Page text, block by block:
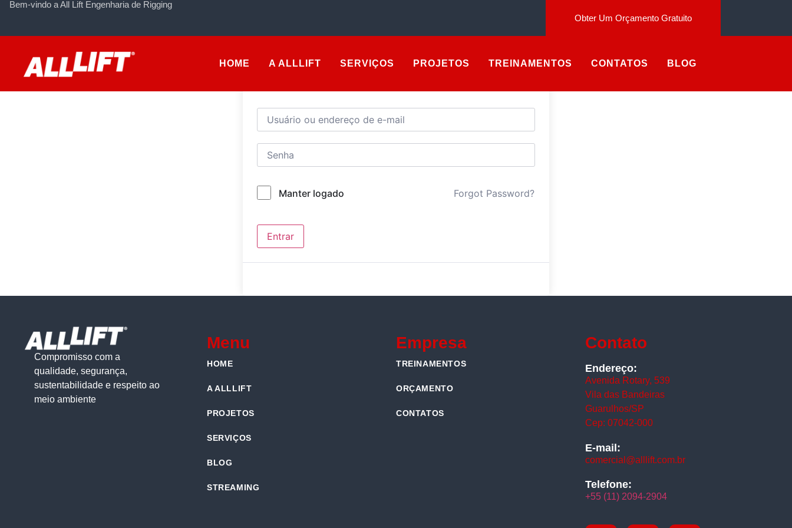
Bem-vindo a All Lift Engenharia de Rigging
Obter Um Orçamento Gratuito
HOME A ALLLIFT SERVIÇOS PROJETOS TREINAMENTOS CONTATOS BLOG
Manter logado Forgot Password?
Entrar
Compromisso com a
qualidade, segurança,
sustentabilidade e respeito ao
meio ambiente
Menu
HOME
A ALLLIFT
PROJETOS
SERVIÇOS
BLOG
STREAMING
Empresa
TREINAMENTOS
ORÇAMENTO
CONTATOS
Contato
Endereço:
Avenida Rotary, 539
Vila das Bandeiras
Guarulhos/SP
Cep: 07042-000
E-mail:
comercial@alllift.com.br
Telefone:
+55 (11) 2094-2904